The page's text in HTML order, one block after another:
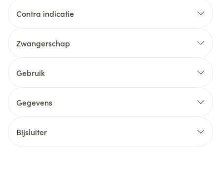
Contra indicatie
Zwangerschap
Gebruik
Gegevens
Bijsluiter